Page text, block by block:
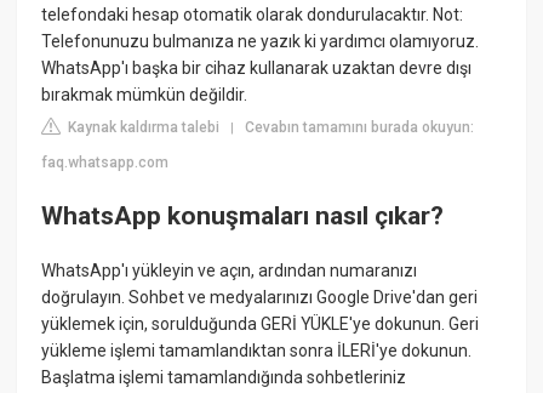
telefondaki hesap otomatik olarak dondurulacaktır. Not:
Telefonunuzu bulmanıza ne yazık ki yardımcı olamıyoruz.
WhatsApp'ı başka bir cihaz kullanarak uzaktan devre dışı
bırakmak mümkün değildir.
Kaynak kaldırma talebi |Cevabın tamamını burada okuyun:
faq.whatsapp.com
WhatsApp konuşmaları nasıl çıkar?
WhatsApp'ı yükleyin ve açın, ardından numaranızı
doğrulayın. Sohbet ve medyalarınızı Google Drive'dan geri
yüklemek için, sorulduğunda GERİ YÜKLE'ye dokunun. Geri
yükleme işlemi tamamlandıktan sonra İLERİ'ye dokunun.
Başlatma işlemi tamamlandığında sohbetleriniz